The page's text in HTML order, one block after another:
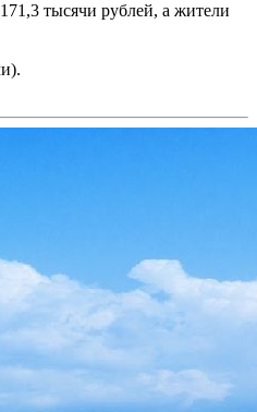
тысячи рублей, а жители